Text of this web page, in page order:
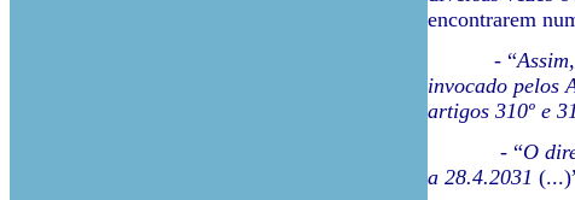
encontrarem
- “
invocado pelos
artigos 310º e
- “O
a 28.4.2031